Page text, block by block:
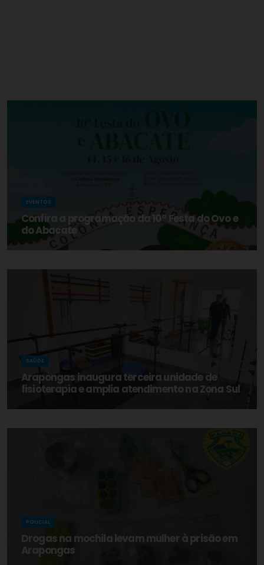
EVENTOS
Confira a programação da 10ª Festa do Ovo e
do Abacate
SAÚDE
Arapongas inaugura terceira unidade de
fisioterapia e amplia atendimento na Zona Sul
POLICIAL
Drogas na mochila levam mulher à prisão em
Arapongas